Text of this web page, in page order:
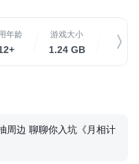
年龄 游戏大小
1.24 GB
周边 聊聊你入坑《月相计